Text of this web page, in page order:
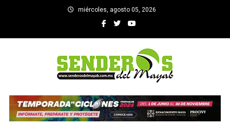
miércoles, agosto 05, 2026
SENDEROS DEL MAYAB